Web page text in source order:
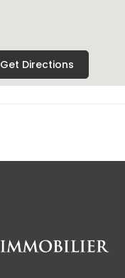
Get Directions